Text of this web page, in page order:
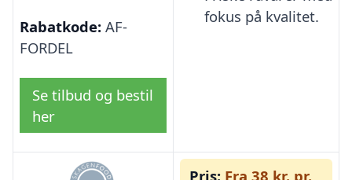
Rabatkode: AF-
FORDEL
Se tilbud og bestil
her
fokus på kvalitet.
Pris: Fra 38 kr. pr.